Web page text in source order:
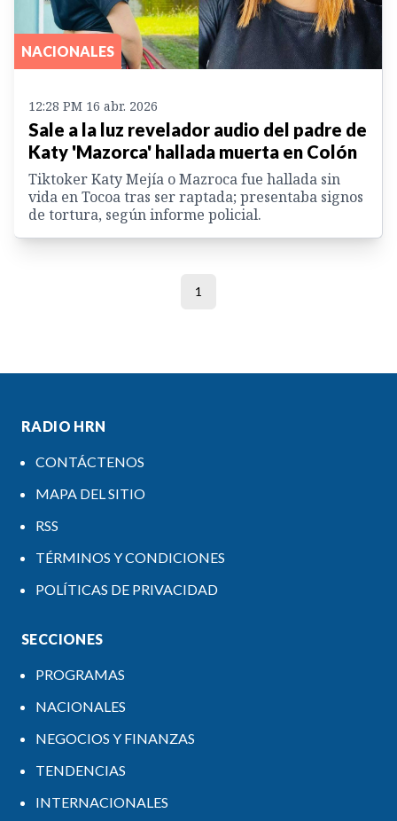
NACIONALES
12:28 PM 16 abr. 2026
Sale a la luz revelador audio del padre de
Katy 'Mazorca' hallada muerta en Colón
Tiktoker Katy Mejía o Mazroca fue hallada sin
vida en Tocoa tras ser raptada; presentaba signos
de tortura, según informe policial.
1
RADIO HRN
CONTÁCTENOS
MAPA DEL SITIO
RSS
TÉRMINOS Y CONDICIONES
POLÍTICAS DE PRIVACIDAD
SECCIONES
PROGRAMAS
NACIONALES
NEGOCIOS Y FINANZAS
TENDENCIAS
INTERNACIONALES